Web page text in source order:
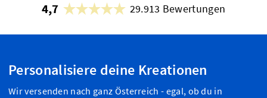
4,7 29.913 Bewertungen
Personalisiere deine Kreationen
Wir versenden nach ganz Österreich - egal, ob du in